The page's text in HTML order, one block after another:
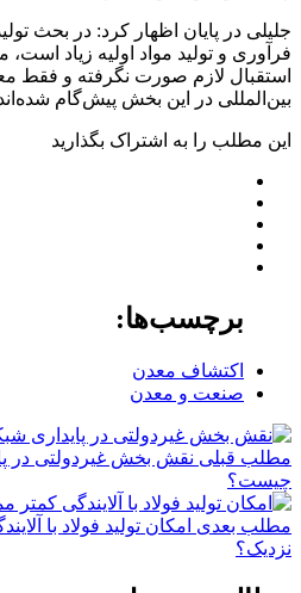
جلیلی در پایان اظهار کرد: در بحث
فرآوری و تولید مواد اولیه زیاد
استقبال لازم صورت نگرفته و فقط
بین‌المللی در این بخش پیش‌گام
این مطلب را به اشتراک بگذارید
برچسب‌ها:
اکتشاف معدن
صنعت و معدن
مطلب قبلی نقش‌ بخش غیردولتی در
چیست؟
مطلب بعدی امکان تولید فولاد با
نزدیک؟